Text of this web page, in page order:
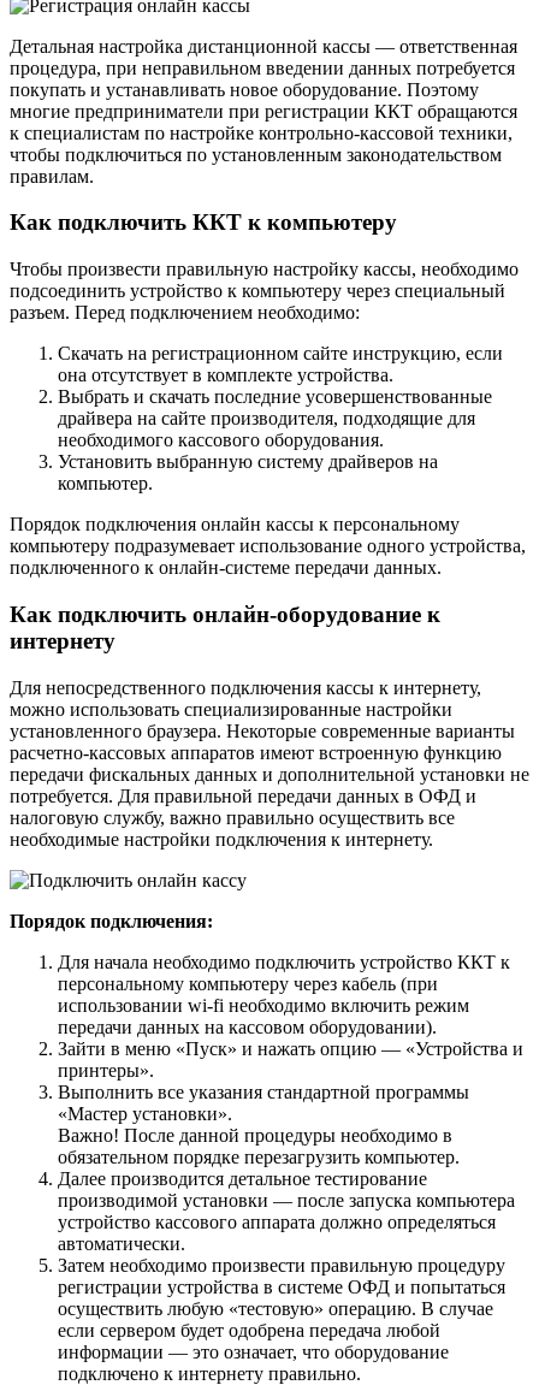
Детальная настройка дистанционной кассы — ответственная
процедура, при неправильном введении данных потребуется
покупать и устанавливать новое оборудование. Поэтому
многие предприниматели при регистрации ККТ обращаются
к специалистам по настройке контрольно-кассовой техники,
чтобы подключиться по установленным законодательством
правилам.
Как подключить ККТ к компьютеру
Чтобы произвести правильную настройку кассы, необходимо
подсоединить устройство к компьютеру через специальный
разъем. Перед подключением необходимо:
Скачать на регистрационном сайте инструкцию, если
она отсутствует в комплекте устройства.
Выбрать и скачать последние усовершенствованные
драйвера на сайте производителя, подходящие для
необходимого кассового оборудования.
Установить выбранную систему драйверов на
компьютер.
Порядок подключения онлайн кассы к персональному
компьютеру подразумевает использование одного устройства,
подключенного к онлайн-системе передачи данных.
Как подключить онлайн-оборудование к
интернету
Для непосредственного подключения кассы к интернету,
можно использовать специализированные настройки
установленного браузера. Некоторые современные варианты
расчетно-кассовых аппаратов имеют встроенную функцию
передачи фискальных данных и дополнительной установки не
потребуется. Для правильной передачи данных в ОФД и
налоговую службу, важно правильно осуществить все
необходимые настройки подключения к интернету.
Порядок подключения:
Для начала необходимо подключить устройство ККТ к
персональному компьютеру через кабель (при
использовании wi-fi необходимо включить режим
передачи данных на кассовом оборудовании).
Зайти в меню «Пуск» и нажать опцию — «Устройства и
принтеры».
Выполнить все указания стандартной программы
«Мастер установки».
Важно! После данной процедуры необходимо в
обязательном порядке перезагрузить компьютер.
Далее производится детальное тестирование
производимой установки — после запуска компьютера
устройство кассового аппарата должно определяться
автоматически.
Затем необходимо произвести правильную процедуру
регистрации устройства в системе ОФД и попытаться
осуществить любую «тестовую» операцию. В случае
если сервером будет одобрена передача любой
информации — это означает, что оборудование
подключено к интернету правильно.